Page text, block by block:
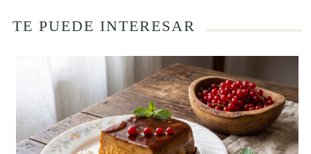
TE PUEDE INTERESAR